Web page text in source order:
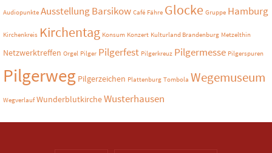
Audiopunkte AusstellungBarsikow Café Fähre Glocke Gruppe Hamburg
Kirchenkreis Kirchentag Konsum Konzert Kulturland Brandenburg Metzelthin
Netzwerktreffen Orgel Pilger Pilgerfest Pilgerkreuz Pilgermesse Pilgerspuren
Pilgerweg Pilgerzeichen Plattenburg Tombola Wegemuseum
Wegverlauf WunderblutkircheWusterhausen